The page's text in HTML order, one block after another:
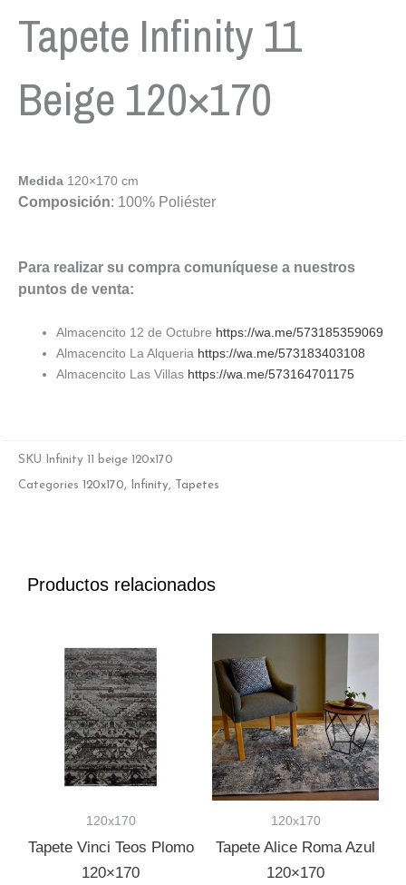
Tapete Infinity 11
Beige 120×170
Medida 120×170 cm
Composición: 100% Poliéster
Para realizar su compra comuníquese a nuestros
puntos de venta:
Almacencito 12 de Octubre https://wa.me/573185359069
Almacencito La Alqueria https://wa.me/573183403108
Almacencito Las Villas https://wa.me/573164701175
SKU Infinity 11 beige 120x170
Categories 120x170, Infinity, Tapetes
Productos relacionados
120x170
Tapete Vinci Teos Plomo
120×170
120x170
Tapete Alice Roma Azul
120×170